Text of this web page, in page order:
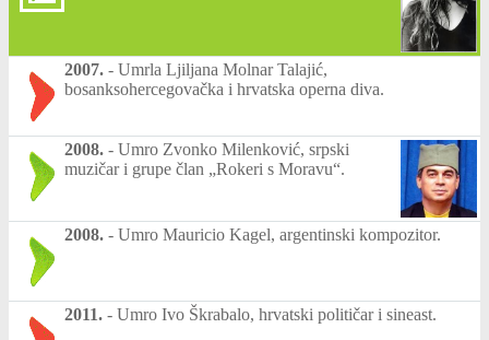
2007. - Umrla Ljiljana Molnar Talajić,
bosanksohercegovačka i hrvatska operna diva.
2008. - Umro Zvonko Milenković, srpski
muzičar i grupe član „Rokeri s Moravu“.
2008. - Umro Mauricio Kagel, argentinski kompozitor.
2011. - Umro Ivo Škrabalo, hrvatski političar i sineast.